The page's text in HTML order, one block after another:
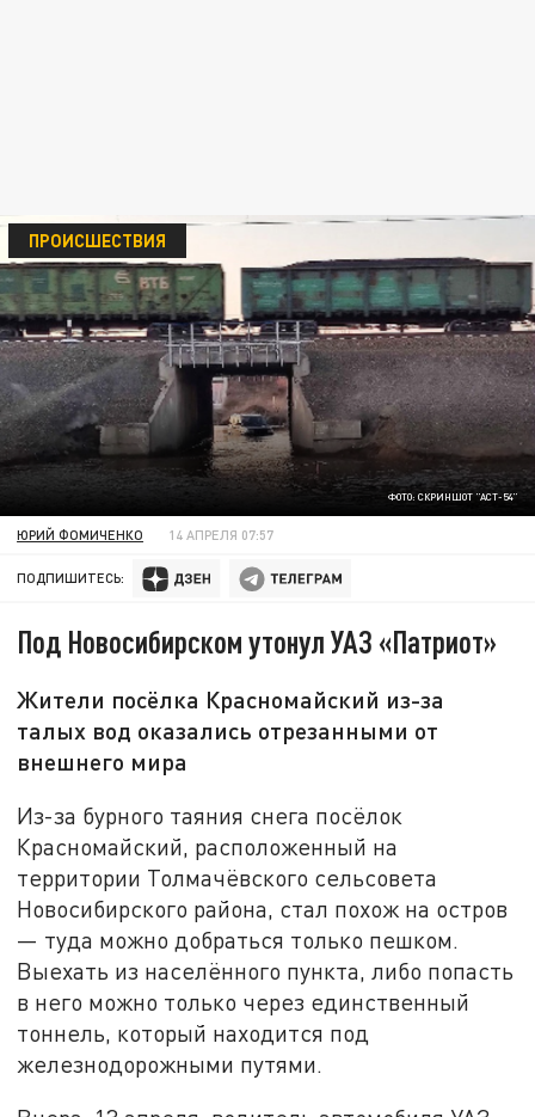
ФОТО: СКРИНШОТ "АСТ-54"
ПРОИСШЕСТВИЯ
ЮРИЙ ФОМИЧЕНКО 14 АПРЕЛЯ 07:57
ПОДПИШИТЕСЬ:
Под Новосибирском утонул УАЗ «Патриот»
Жители посёлка Красномайский из-за
талых вод оказались отрезанными от
внешнего мира
Из-за бурного таяния снега посёлок
Красномайский, расположенный на
территории Толмачёвского сельсовета
Новосибирского района, стал похож на остров
— туда можно добраться только пешком.
Выехать из населённого пункта, либо попасть
в него можно только через единственный
тоннель, который находится под
железнодорожными путями.